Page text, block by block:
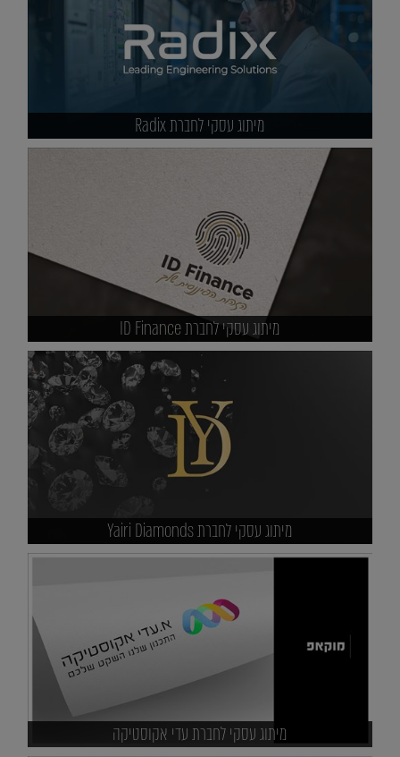
מיתוג עסקי לחברת Radix
מיתוג עסקי לחברת ID Finance
מיתוג עסקי לחברת Yairi Diamonds
מיתוג עסקי לחברת עדי אקוסטיקה